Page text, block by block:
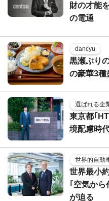
財の才能
の電通
dancyu
黒瀬ぶり
の豪華3種
選ばれる企
東京都｢
境配慮時
世界的自動
世界最小
｢空気か
が迫る